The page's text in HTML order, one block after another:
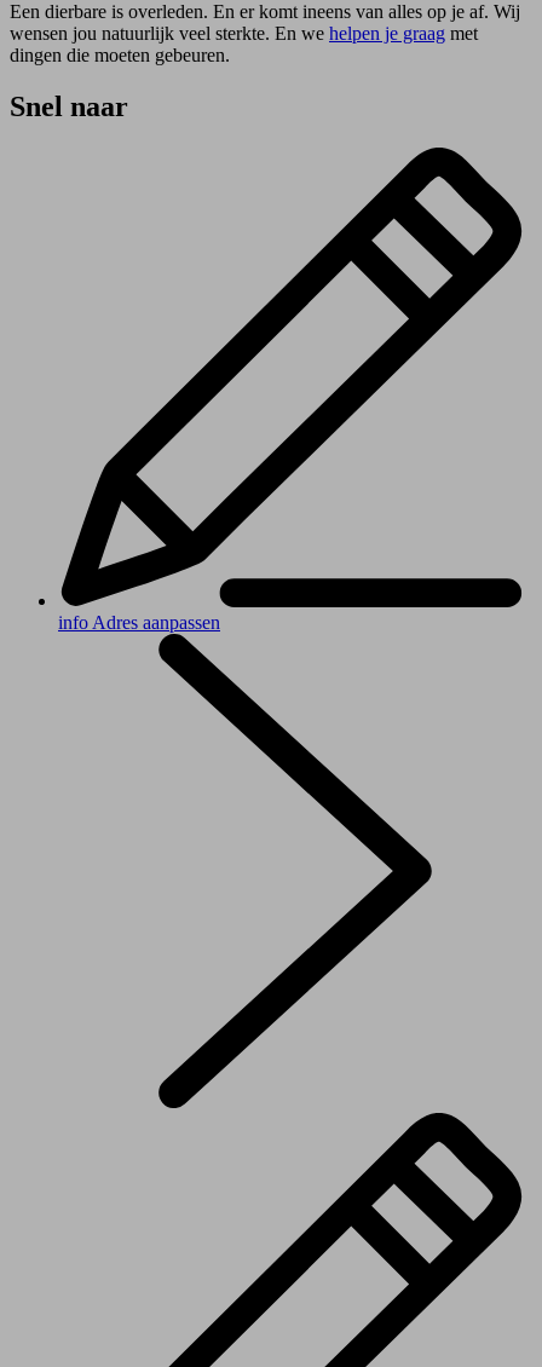
Een dierbare is overleden. En er komt ineens van alles op je af. Wij
wensen jou natuurlijk veel sterkte. En we helpen je graag met
dingen die moeten gebeuren.
Snel naar
info Adres aanpassen